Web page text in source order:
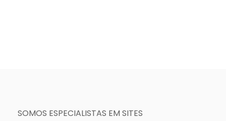
SOMOS ESPECIALISTAS EM SITES